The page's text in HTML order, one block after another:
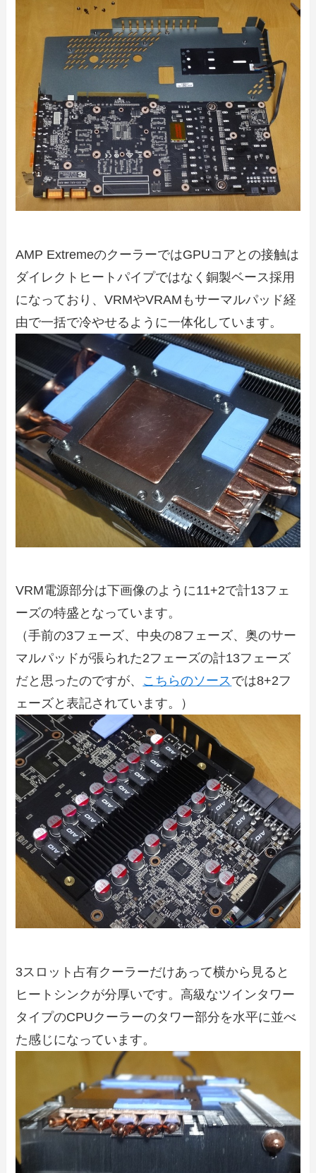
AMP ExtremeのクーラーではGPUコアとの接触は
ダイレクトヒートパイプではなく銅製ベース採用
になっており、VRMやVRAMもサーマルパッド経
由で一括で冷やせるように一体化しています。
VRM電源部分は下画像のように11+2で計13フェ
ーズの特盛となっています。
（手前の3フェーズ、中央の8フェーズ、奥のサー
マルパッドが張られた2フェーズの計13フェーズ
だと思ったのですが、 こちらのソースでは8+2フ
ェーズと表記されています。）
3スロット占有クーラーだけあって横から見ると
ヒートシンクが分厚いです。高級なツインタワー
タイプのCPUクーラーのタワー部分を水平に並べ
た感じになっています。